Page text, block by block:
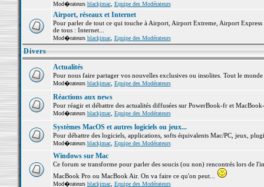
Mod�rateurs blackjmac, Equipe des Modérateurs
Airport, réseaux et Internet
Pour parler de tout ce qui touche à Airport, Airport Extreme, Airport
de tous : Internet...
Mod�rateurs blackjmac, Equipe des Modérateurs
Divers
Actualités
Pour nous faire partager vos nouvelles exclusives ou insolites. Tout le
Mod�rateurs blackjmac, Equipe des Modérateurs
Réactions aux news
Pour réagir et débattre des actualités diffusées sur PowerBook-fr et
Mod�rateurs blackjmac, Equipe des Modérateurs
Systèmes MacOS et autres logiciels ou jeux...
Pour débattre des logiciels, applications, softs équivalents Mac/PC, jeux,
Mod�rateurs blackjmac, Equipe des Modérateurs
Windows sur Mac
Ce forum se transforme pour parler des soucis (ou non) rencontrés lors de
MacBook Pro ou MacBook Air. On va faire ce qu'on peut...
Mod�rateurs blackjmac, Equipe des Modérateurs